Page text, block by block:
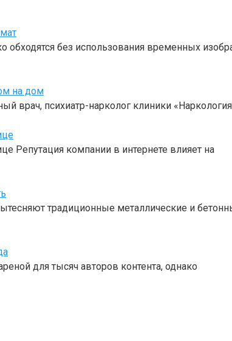
обходятся без использования временных
на дом
врач, психиатр-нарколог клиники
Репутация компании в интернете влияет на
традиционные металлические и
для тысяч авторов контента, однако